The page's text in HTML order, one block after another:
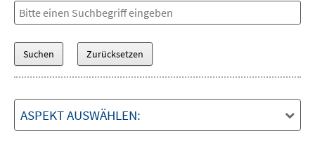
ASPEKT AUSWÄHLEN: